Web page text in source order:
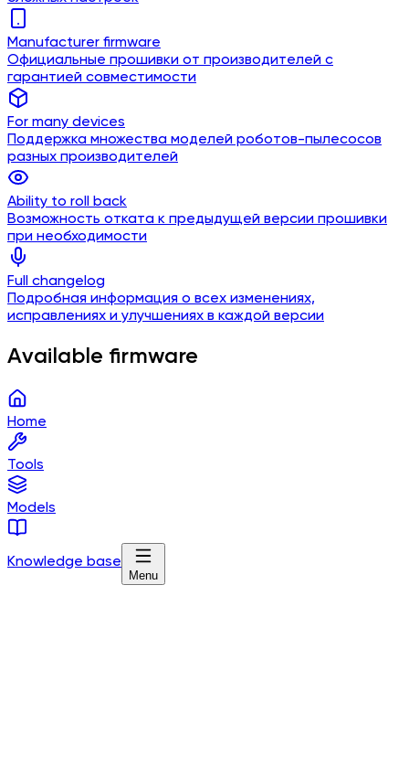
Manufacturer firmware
Официальные прошивки от производителей с
гарантией совместимости
For many devices
Поддержка множества моделей роботов-пылесосов
разных производителей
Ability to roll back
Возможность отката к предыдущей версии прошивки
при необходимости
Full changelog
Подробная информация о всех изменениях,
исправлениях и улучшениях в каждой версии
Available firmware
Home
Tools
Models
Knowledge base
Menu